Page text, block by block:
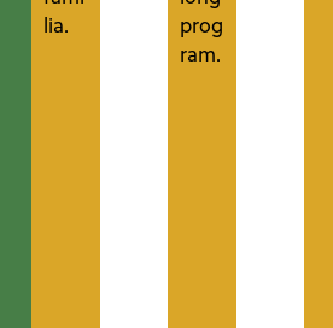
lia.
prog
ram.